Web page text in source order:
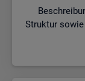
Struktur